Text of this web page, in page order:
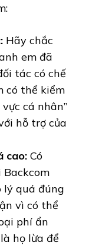
Hãy chắc
em đã
tác có chế
có thể kiểm
cá nhân”
hỗ trợ của
cao: Có
Backcom
lý quá đúng
vì có thể
phí ẩn
họ lừa để